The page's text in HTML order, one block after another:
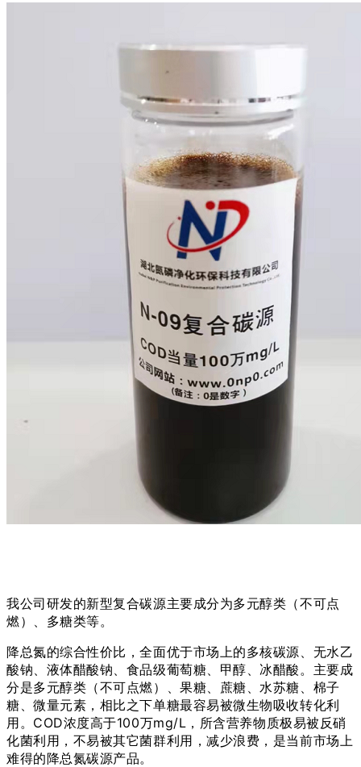
我公司研发的新型复合碳源主要成分为多元醇类（不可点
燃）、多糖类等。
降总氮的综合性价比，全面优于市场上的多核碳源、无水乙
酸钠、液体醋酸钠、食品级葡萄糖、甲醇、冰醋酸。主要成
分是多元醇类（不可点燃）、果糖、蔗糖、水苏糖、棉子
糖、微量元素，相比之下单糖最容易被微生物吸收转化利
用。COD浓度高于100万mg/L，所含营养物质极易被反硝
化菌利用，不易被其它菌群利用，减少浪费，是当前市场上
难得的降总氮碳源产品。